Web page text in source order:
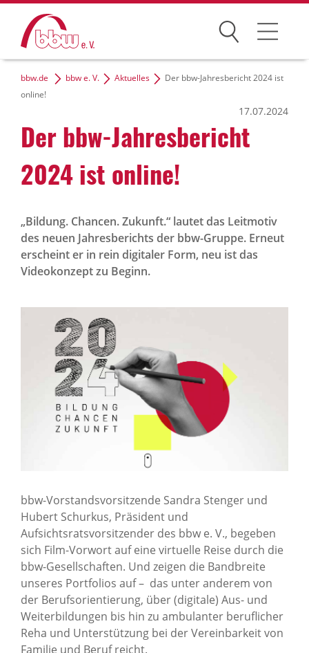
Suchen
Der bbw e. V.
Themen
Dialog und Netzwerke
Karriere
bbw-Gruppe
News Archiv
bbw.de bbw e. V. Aktuelles
Der bbw-Jahresbericht 2024 ist
online!
Der bbw-Jahres­be­richt
2024 ist online!
17.07.2024
„Bildung. Chancen. Zukunft.“ lautet das Leitmotiv
des neuen Jahresberichts der bbw-Gruppe. Erneut
erscheint er in rein digitaler Form, neu ist das
Videokonzept zu Beginn.
bbw-Vorstandsvorsitzende Sandra Stenger und
Hubert Schurkus, Präsident und
Aufsichtsratsvorsitzender des bbw e. V., begeben
sich Film-Vorwort auf eine virtuelle Reise durch die
bbw-Gesellschaften. Und zeigen die Bandbreite
unseres Portfolios auf – das unter anderem von
der Berufsorientierung, über (digitale) Aus- und
Weiterbildungen bis hin zu ambulanter beruflicher
Reha und Unterstützung bei der Vereinbarkeit von
Familie und Beruf reicht.